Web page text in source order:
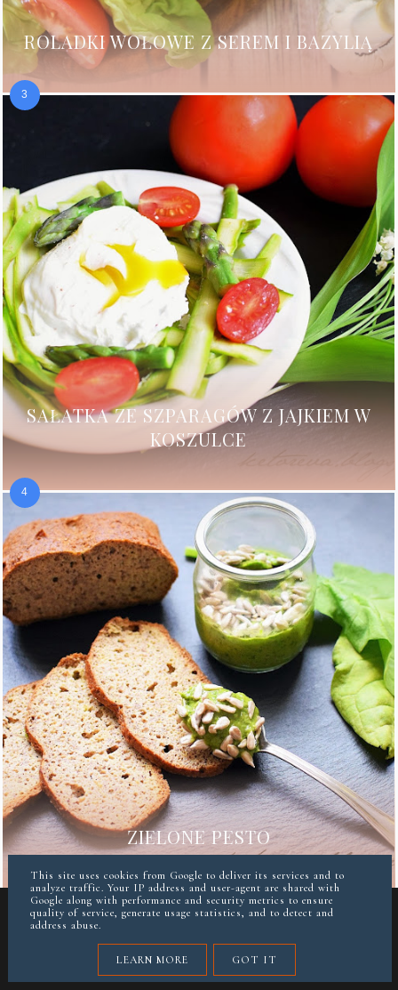
ROLADKI WOŁOWE Z SEREM I BAZYLIĄ
SAŁATKA ZE SZPARAGÓW Z JAJKIEM W
KOSZULCE
ZIELONE PESTO
This site uses cookies from Google to deliver its services and to
analyze traffic. Your IP address and user-agent are shared with
Google along with performance and security metrics to ensure
quality of service, generate usage statistics, and to detect and
address abuse.
LEARN MORE GOT IT